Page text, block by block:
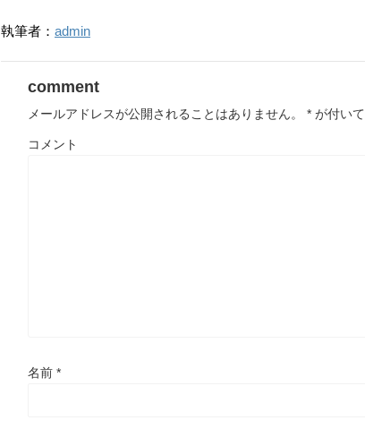
執筆者： admin
comment
メールアドレスが公開されることはありません。 * が付い
コメント
名前 *